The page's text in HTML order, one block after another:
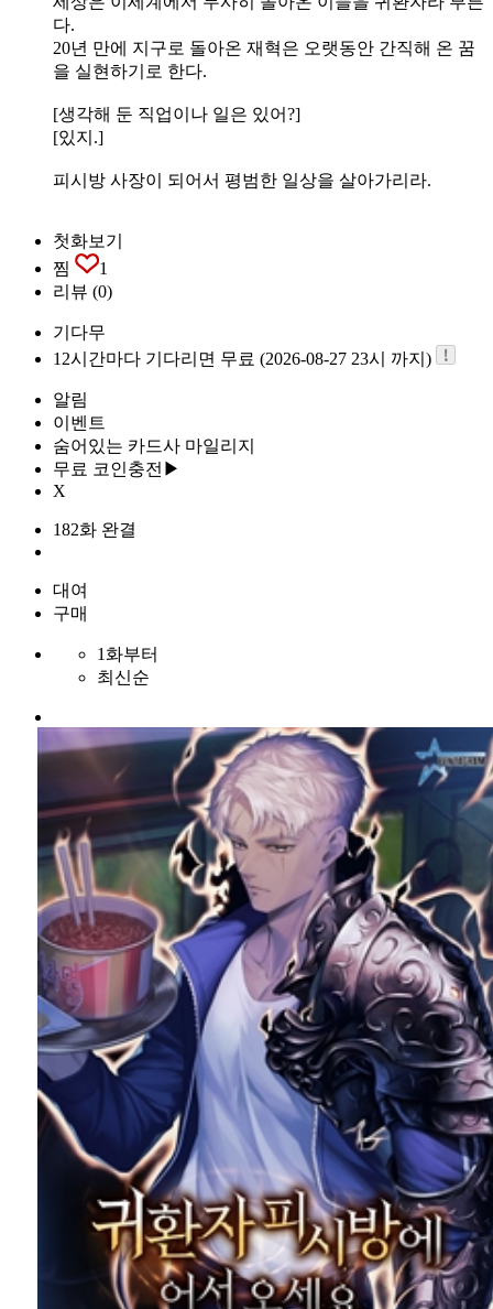
다.
20년 만에 지구로 돌아온 재혁은 오랫동안 간직해 온 꿈
을 실현하기로 한다.
[생각해 둔 직업이나 일은 있어?]
[있지.]
피시방 사장이 되어서 평범한 일상을 살아가리라.
첫화보기
찜
1
리뷰 (0)
기다무
12시간마다 기다리면 무료 (2026-08-27 23시 까지)
알림
이벤트
숨어있는 카드사 마일리지
무료 코인충전▶
X
182화 완결
대여
구매
1화부터
최신순